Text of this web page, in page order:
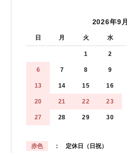
2026年9月
日 月 火 水
1 2
6 7 8 9
13 14 15 16
20 21 22 23
27 28 29 30
赤色
： 定休日（日祝）